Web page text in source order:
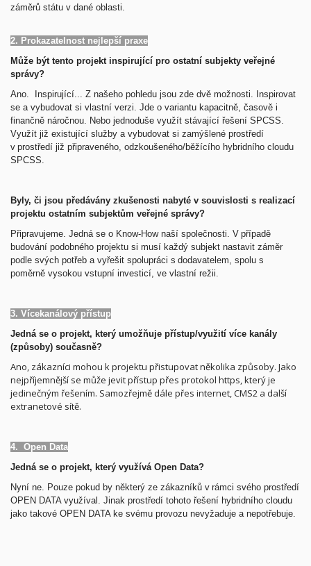
záměrů státu v dané oblasti.
2. Prokazatelnost nejlepší praxe
Může být tento projekt inspirující pro ostatní subjekty veřejné
správy?
Ano.
Inspirující... Z našeho pohledu jsou zde dvě možnosti. Inspirovat
se a vybudovat si vlastní verzi. Jde o variantu kapacitně, časově i
finančně náročnou. Nebo jednoduše využít stávající řešení SPCSS.
Využít již existující služby a vybudovat si zamýšlené prostředí
v prostředí již připraveného, odzkoušeného/běžícího hybridního cloudu
SPCSS.
Byly, či jsou předávány zkušenosti nabyté v souvislosti s realizací
projektu ostatním subjektům veřejné správy?
Připravujeme. Jedná se o Know-How naší společnosti. V případě
budování podobného projektu si musí každý subjekt nastavit záměr
podle svých potřeb a vyřešit spolupráci s dodavatelem, spolu s
poměrně vysokou vstupní investicí, ve vlastní režii.
3. Vícekanálový přístup
Jedná se o projekt, který umožňuje přístup/využití více kanály
(způsoby) současně?
Ano, zákazníci mohou k projektu přistupovat několika způsoby. Jako
nejpříjemnější se může jevit přístup přes protokol https, který je
jedinečným řešením. Samozřejmě dále přes internet, CMS2 a další
extranetové sítě.
4. Open Data
Jedná se o projekt, který využívá Open Data?
Nyní ne. Pouze pokud by některý ze zákazníků v rámci svého prostředí
OPEN DATA využíval. Jinak prostředí tohoto řešení hybridního cloudu
jako takové OPEN DATA ke svému provozu nevyžaduje a nepotřebuje.